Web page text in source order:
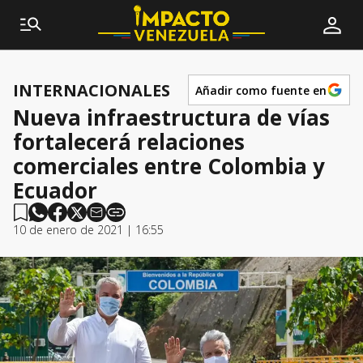
INTERNACIONALES Añadir como fuente en
Nueva infraestructura de vías
fortalecerá relaciones
comerciales entre Colombia y
Ecuador
10 de enero de 2021 | 16:55